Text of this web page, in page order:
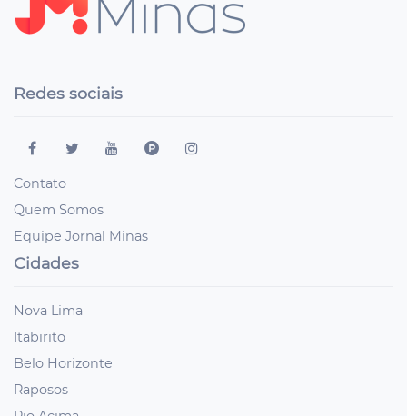
Redes sociais
Contato
Quem Somos
Equipe Jornal Minas
Cidades
Nova Lima
Itabirito
Belo Horizonte
Raposos